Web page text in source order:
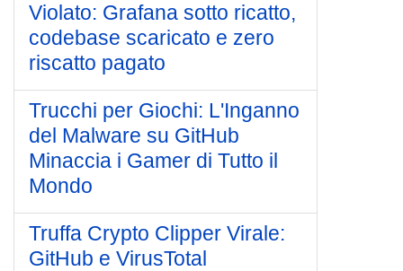
Violato: Grafana sotto ricatto,
codebase scaricato e zero
riscatto pagato
Trucchi per Giochi: L'Inganno
del Malware su GitHub
Minaccia i Gamer di Tutto il
Mondo
Truffa Crypto Clipper Virale:
GitHub e VirusTotal